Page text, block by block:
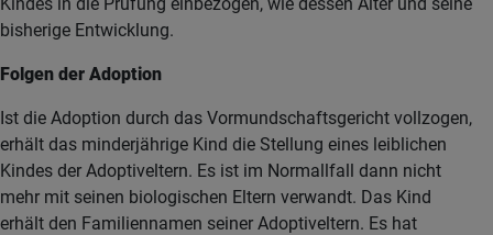
bisherige Entwicklung.
Folgen der Adoption
Ist die Adoption durch das Vormundschaftsgericht vollzogen,
erhält das minderjährige Kind die Stellung eines leiblichen
Kindes der Adoptiveltern. Es ist im Normallfall dann nicht
mehr mit seinen biologischen Eltern verwandt. Das Kind
erhält den Familiennamen seiner Adoptiveltern. Es hat